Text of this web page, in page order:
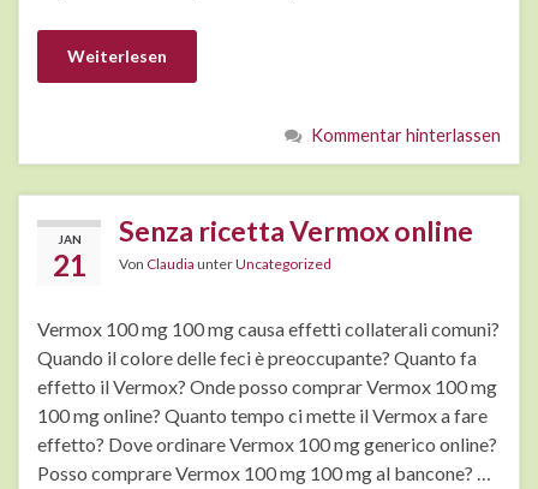
Weiterlesen
Kommentar hinterlassen
JAN
21
Senza ricetta Vermox online
Von Claudia unterUncategorized
Vermox 100 mg 100 mg causa effetti collaterali comuni?
Quando il colore delle feci è preoccupante? Quanto fa
effetto il Vermox? Onde posso comprar Vermox 100 mg
100 mg online? Quanto tempo ci mette il Vermox a fare
effetto? Dove ordinare Vermox 100 mg generico online?
Posso comprare Vermox 100 mg 100 mg al bancone? …